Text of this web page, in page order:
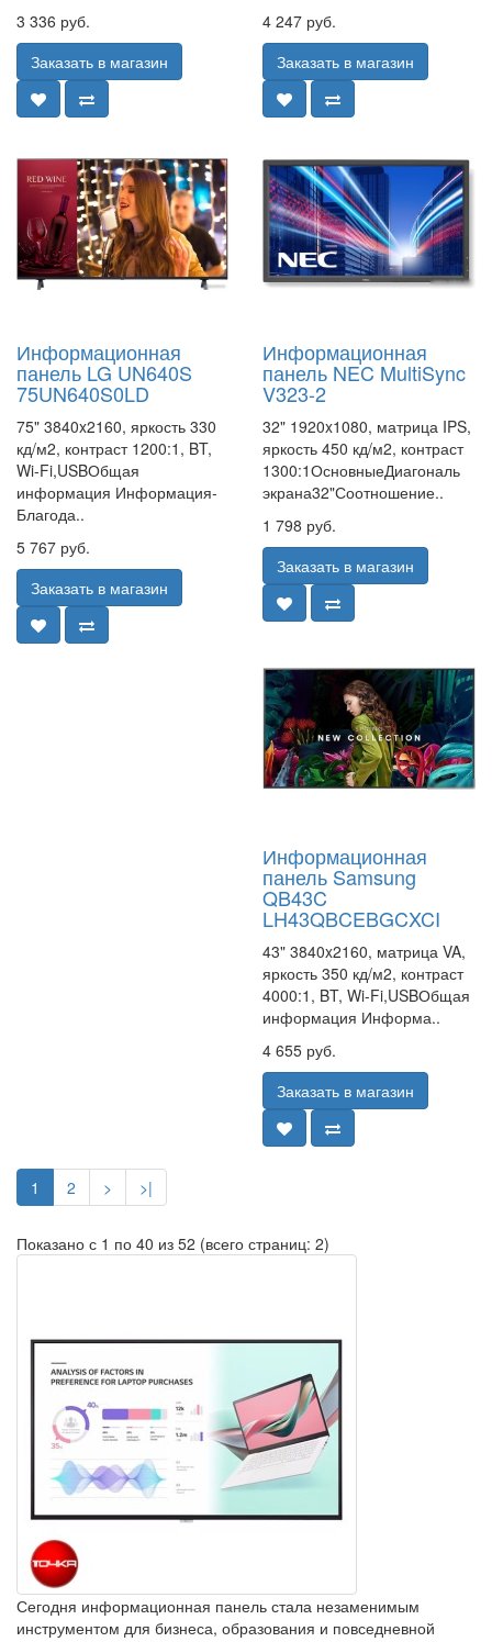
3 336 руб.
Заказать в магазин
4 247 руб.
Заказать в магазин
Информационная
панель LG UN640S
75UN640S0LD
75" 3840x2160, яркость 330
кд/м2, контраст 1200:1, BT,
Wi-Fi,USBОбщая
информация Информация-
Благода..
5 767 руб.
Заказать в магазин
Информационная
панель NEC MultiSync
V323-2
32" 1920x1080, матрица IPS,
яркость 450 кд/м2, контраст
1300:1ОсновныеДиагональ
экрана32"Соотношение..
1 798 руб.
Заказать в магазин
Информационная
панель Samsung
QB43C
LH43QBCEBGCXCI
43" 3840x2160, матрица VA,
яркость 350 кд/м2, контраст
4000:1, BT, Wi-Fi,USBОбщая
информация Информа..
4 655 руб.
Заказать в магазин
1 2 > >|
Показано с 1 по 40 из 52 (всего страниц: 2)
Сегодня информационная панель стала незаменимым
инструментом для бизнеса, образования и повседневной